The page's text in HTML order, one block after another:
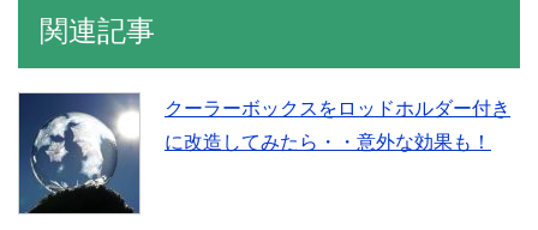
関連記事
クーラーボックスをロッドホルダー付き
に改造してみたら・・意外な効果も！